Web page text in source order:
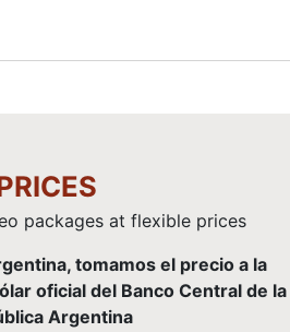
packages at flexible prices
tomamos el precio a la
oficial del Banco Central de la
Argentina